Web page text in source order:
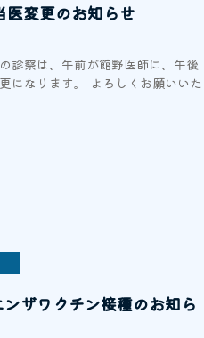
医変更のお知らせ
診察は、午前が館野医師に、午後
になります。 よろしくお願いいた
ンザワクチン接種のお知ら